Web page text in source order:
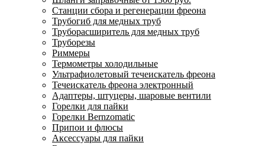
Станции сбора и регенерации фреона
Трубогиб для медных труб
Труборасширитель для медных труб
Труборезы
Риммеры
Термометры холодильные
Ультрафиолетовый течеискатель фреона
Течеискатель фреона электронный
Адаптеры, штуцеры, шаровые вентили
Горелки для пайки
Горелки Bernzomatic
Припои и флюсы
Аксессуары для пайки